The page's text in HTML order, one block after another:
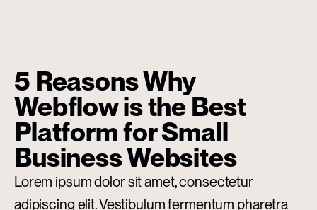
5 Reasons Why
Webflow is the Best
Platform for Small
Business Websites
Lorem ipsum dolor sit amet, consectetur
adipiscing elit. Vestibulum fermentum pharetra